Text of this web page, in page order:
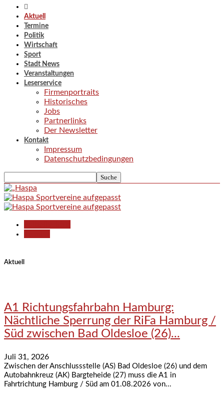
Aktuell
Termine
Politik
Wirtschaft
Sport
Stadt News
Veranstaltungen
Leserservice
Firmenportraits
Historisches
Jobs
Partnerlinks
Der Newsletter
Kontakt
Impressum
Datenschutzbedingungen
Aktuell
A1 Richtungsfahrbahn Hamburg:
Nächtliche Sperrung der RiFa Hamburg /
Süd zwischen Bad Oldesloe (26)...
Juli 31, 2026
Zwischen der Anschlussstelle (AS) Bad Oldesloe (26) und dem
Autobahnkreuz (AK) Bargteheide (27) muss die A1 in
Fahrtrichtung Hamburg / Süd am 01.08.2026 von...